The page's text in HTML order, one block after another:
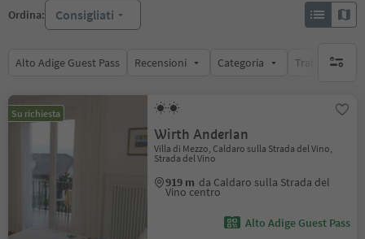
Ordina: Consigliati
Alto Adige Guest Pass Recensioni Categoria Trattamento
Su richiesta
Wirth Anderlan
Villa di Mezzo, Caldaro sulla Strada del Vino,
Strada del Vino
919 m da Caldaro sulla Strada del
Vino centro
Alto Adige Guest Pass